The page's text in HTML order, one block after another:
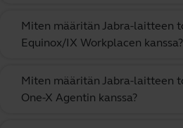
Miten määritän Jabra-laitteen
Equinox/IX Workplacen kanssa?
Miten määritän Jabra-laitteen
One-X Agentin kanssa?